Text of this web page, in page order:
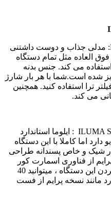
ILUMA PRIME: مدلی جذاب و دوست داشتنی
العاده مثل تمام دستگاه
می کند. جنس بدنه
شده است.شما با هر بار شارژ
این دستگاه،میتوانید با آن 40 فیلتر ترا استفاده کنید. همچنین
می کند.
ILUMA STANDARD : ایلوما استاندارد
شبیه به دستگاه ایکوس 3 دیو دارد اما کاملا با این دستگاه
شیک و خاص پسندانه طراحی
از فناوری اسمارت کور
استفاده میکند.شما با هربار شارژ کردن این دستگاه ، میتوانید 40
مانند نسخه پرایم از فست